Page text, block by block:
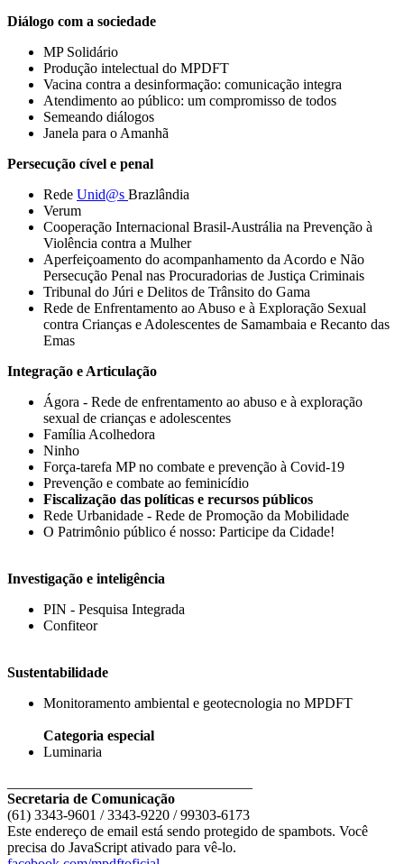
Diálogo com a sociedade
MP Solidário
Produção intelectual do MPDFT
Vacina contra a desinformação: comunicação integra
Atendimento ao público: um compromisso de todos
Semeando diálogos
Janela para o Amanhã
Persecução cível e penal
Rede Unid@s Brazlândia
Verum
Cooperação Internacional Brasil-Austrália na Prevenção à
Violência contra a Mulher
Aperfeiçoamento do acompanhamento da Acordo e Não
Persecução Penal nas Procuradorias de Justiça Criminais
Tribunal do Júri e Delitos de Trânsito do Gama
Rede de Enfrentamento ao Abuso e à Exploração Sexual
contra Crianças e Adolescentes de Samambaia e Recanto das
Emas
Integração e Articulação
Ágora - Rede de enfrentamento ao abuso e à exploração
sexual de crianças e adolescentes
Família Acolhedora
Ninho
Força-tarefa MP no combate e prevenção à Covid-19
Prevenção e combate ao feminicídio
Fiscalização das políticas e recursos públicos
Rede Urbanidade - Rede de Promoção da Mobilidade
O Patrimônio público é nosso: Participe da Cidade!
Investigação e inteligência
PIN - Pesquisa Integrada
Confiteor
Sustentabilidade
Monitoramento ambiental e geotecnologia no MPDFT
Categoria especial
Luminaria
Secretaria de Comunicação
(61) 3343-9601 / 3343-9220 / 99303-6173
Este endereço de email está sendo protegido de spambots. Você
precisa do JavaScript ativado para vê-lo.